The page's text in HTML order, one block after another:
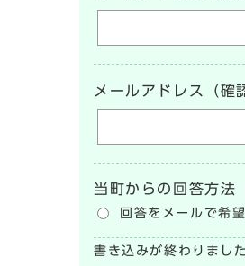
メールアドレス（確
当町からの回答方法
回答をメールで希望
書き込みが終わりまし